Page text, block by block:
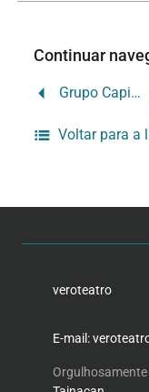
Continuar
Grupo Capim-Capivara
Voltar para a
veroteatro
E-mail: